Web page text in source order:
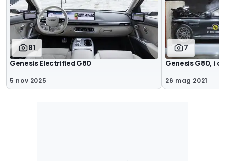
81
Genesis Electrified G80
5 nov 2025
7
Genesis G80, i
26 mag 2021